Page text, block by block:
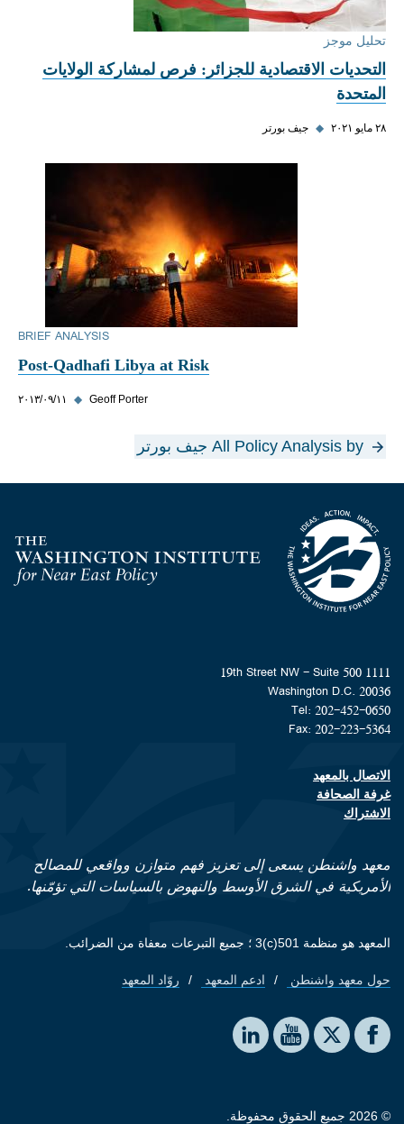
تحليل موجز
التحديات الاقتصادية للجزائر: فرص لمشاركة الولايات
المتحدة
٢٨ مايو ٢٠٢١ ◆ جيف بورتر
BRIEF ANALYSIS
Post-Qadhafi Libya at Risk
١١‏/٠٩‏/٢٠١٣ ◆ Geoff Porter
All Policy Analysis by جيف بورتر
Homepage
1111 19th Street NW - Suite 500
Washington D.C. 20036
Tel: 202-452-0650
Fax: 202-223-5364
Footer contact links
الاتصال بالمعهد
غرفة الصحافة
الاشتراك
معهد واشنطن يسعى إلى تعزيز فهم متوازن وواقعي للمصالح
الأمريكية في الشرق الأوسط والنهوض بالسياسات التي تؤمّنها.
المعهد هو منظمة 501(c)3 ؛ جميع التبرعات معفاة من الضرائب.
Footer quick links
حول معهد واشنطن ادعم المعهد روّاد المعهد
Social media
The Washington Institute on Facebook
The Washington Institute on X
The Washington Institute on YouTube
The Washington Institute on LinkedIn
© 2026 جميع الحقوق محفوظة.